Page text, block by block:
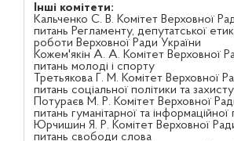
Інші комітети:
Кальченко С. В. Комітет Верховної
питань Регламенту, депутатської
роботи Верховної Ради України
Кожем'якін А. А. Комітет Верховної
питань молоді і спорту
Третьякова Г. М. Комітет Верховної
питань соціальної політики та
Потураєв М. Р. Комітет Верховної
питань гуманітарної та інформаційної
Юрчишин Я. Р. Комітет Верховної
питань свободи слова